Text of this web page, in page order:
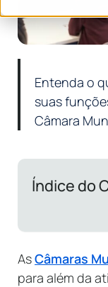
Entenda o
suas
Câmara
Índice do
AsCâmaras
para além da